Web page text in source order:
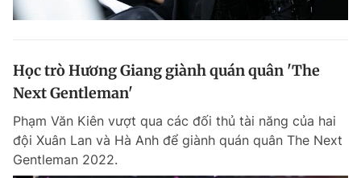
Học trò Hương Giang giành quán quân 'The
Next Gentleman'
Phạm Văn Kiên vượt qua các đối thủ tài năng của hai
đội Xuân Lan và Hà Anh để giành quán quân The Next
Gentleman 2022.